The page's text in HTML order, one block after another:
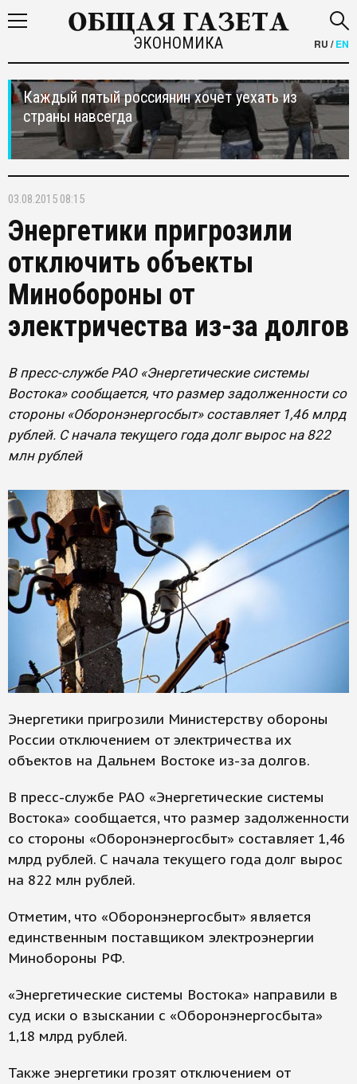
ЭКОНОМИКА RU /EN
Каждый пятый россиянин хочет уехать из
страны навсегда
03.08.2015 08:15
Энергетики пригрозили
отключить объекты
Минобороны от
электричества из-за долгов
В пресс-службе РАО «Энергетические системы
Востока» сообщается, что размер задолженности со
стороны «Оборонэнергосбыт» составляет 1,46 млрд
рублей. С начала текущего года долг вырос на 822
млн рублей
Энергетики пригрозили Министерству обороны
России отключением от электричества их
объектов на Дальнем Востоке из-за долгов.
В пресс-службе РАО «Энергетические системы
Востока» сообщается, что размер задолженности
со стороны «Оборонэнергосбыт» составляет 1,46
млрд рублей. С начала текущего года долг вырос
на 822 млн рублей.
Отметим, что «Оборонэнергосбыт» является
единственным поставщиком электроэнергии
Минобороны РФ.
«Энергетические системы Востока» направили в
суд иски о взыскании с «Оборонэнергосбыта»
1,18 млрд рублей.
Также энергетики грозят отключением от